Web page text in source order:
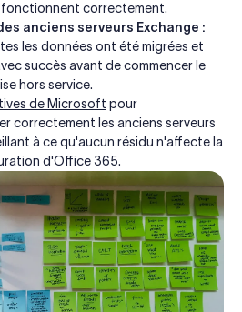
fonctionnent correctement.
anciens serveurs Exchange :
les données ont été migrées et
succès avant de commencer le
hors service.
de Microsoft pour
correctement les anciens serveurs
à ce qu'aucun résidu n'affecte la
d'Office 365.